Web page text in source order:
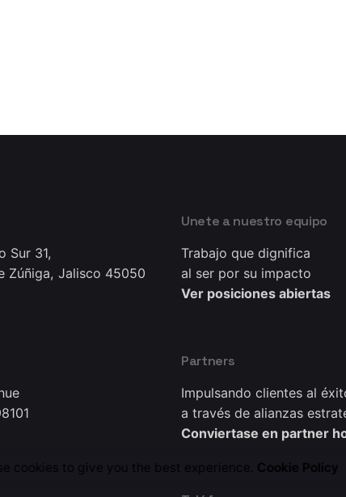
Sur 31,
Zúñiga, Jalisco 45050
Unete a nuestro equipo
Trabajo que dignifica
al ser por su impacto
Ver posiciones abiertas
Partners
Impulsando clientes al
a través de alianzas
Conviertase en partner
cookies to give you the best experience. Cookie Policy